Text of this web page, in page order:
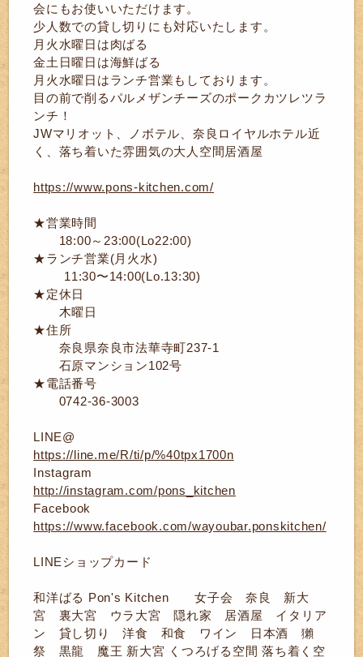
会にもお使いいただけます。
少人数での貸し切りにも対応いたします。
月火水曜日は肉ばる
金土日曜日は海鮮ばる
月火水曜日はランチ営業もしております。
目の前で削るパルメザンチーズのポークカツレツラ
ンチ！
JWマリオット、ノボテル、奈良ロイヤルホテル近
く、落ち着いた雰囲気の大人空間居酒屋
https://www.pons-kitchen.com/
★営業時間
18:00～23:00(Lo22:00)
★ランチ営業(月火水)
11:30〜14:00(Lo.13:30)
★定休日
木曜日
★住所
奈良県奈良市法華寺町237-1
石原マンション102号
★電話番号
0742-36-3003
LINE@
https://line.me/R/ti/p/%40tpx1700n
Instagram
http://instagram.com/pons_kitchen
Facebook
https://www.facebook.com/wayoubar.ponskitchen/
LINEショップカード
和洋ばる Pon's Kitchen 女子会 奈良 新大
宮 裏大宮 ウラ大宮 隠れ家 居酒屋 イタリア
ン 貸し切り 洋食 和食 ワイン 日本酒 獺
祭 黒龍 魔王 新大宮 くつろげる空間 落ち着く空